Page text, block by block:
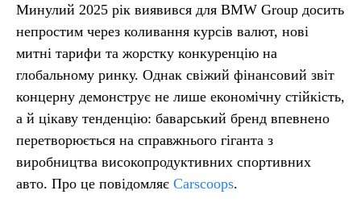
Минулий 2025 рік виявився для BMW Group досить
непростим через коливання курсів валют, нові
митні тарифи та жорстку конкуренцію на
глобальному ринку. Однак свіжий фінансовий звіт
концерну демонструє не лише економічну стійкість,
а й цікаву тенденцію: баварський бренд впевнено
перетворюється на справжнього гіганта з
виробництва високопродуктивних спортивних
авто. Про це повідомляє Carscoops.